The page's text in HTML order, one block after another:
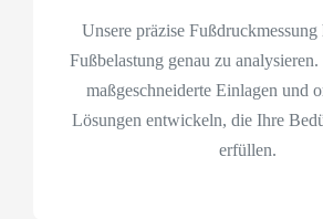
Unsere präzise
Fußbelastung genau zu
maßgeschneiderte Einlagen und
Lösungen entwickeln, die Ihre
erfüllen.